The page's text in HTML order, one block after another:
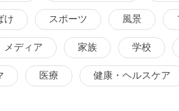
け スポーツ 風景
メディア 家族 学校
医療 健康・ヘルスケア